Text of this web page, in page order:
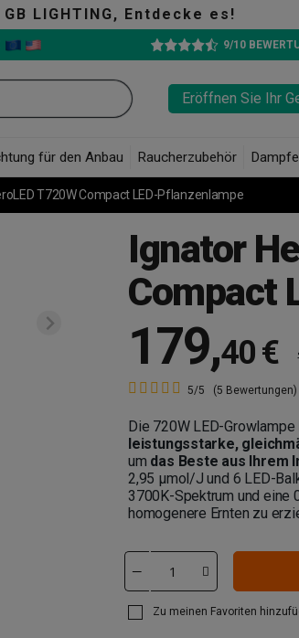
Entdecke es!
9/10
Eröffnen Sie Ihr
für den Anbau Raucherzubehör
T720W Compact LED-Pflanzenlampe
Ignator
Compact
179,40 €
5/5 (5 Bewertungen)
Die 720W LED-Growlampe
leistungsstarke,
um das Beste aus Ihrem
2,95 µmol/J und 6 LED-
3700K-Spektrum und eine
homogenere Ernten zu
Zu meinen Favoriten